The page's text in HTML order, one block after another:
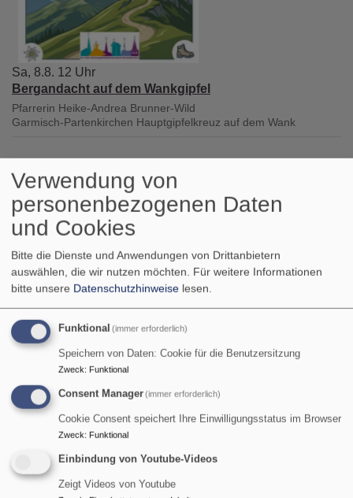
Sa, 8.8. 12 Uhr
Bergandacht auf dem Wankgipfel
Pfarrerin Heike-Andrea Brunner-Wild
Garmisch-Partenkirchen Hauptgipfelkreuz auf dem Wank
So, 9.8. 9 Uhr
Gottesdienst
Pfarrerin Birgit Schiel
Garmisch-Partenkirchen Friedenskirche Burgrain
Verwendung von
personenbezogenen Daten
und Cookies
Bitte die Dienste und Anwendungen von Drittanbietern
auswählen, die wir nutzen möchten. Für weitere Informationen
bitte unsere Datenschutzhinweise lesen.
Funktional (immer erforderlich)
Speichern von Daten: Cookie für die Benutzersitzung
Zweck: Funktional
Consent Manager(immer erforderlich)
Cookie Consent speichert Ihre Einwilligungsstatus im Browser
Zweck: Funktional
Einbindung von Youtube-Videos
Zeigt Videos von Youtube